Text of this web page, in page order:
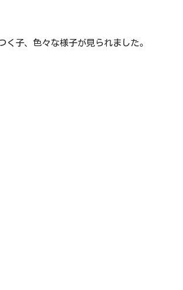
子、色々な様子が見られました。